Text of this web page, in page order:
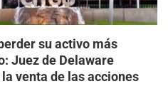
su activo más
Juez de Delaware
venta de las acciones